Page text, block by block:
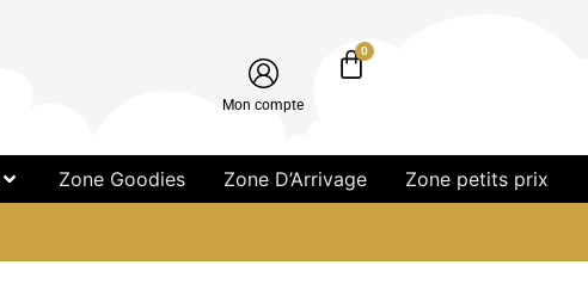
Mon compte
0
Zone Goodies Zone D’Arrivage Zone petits prix